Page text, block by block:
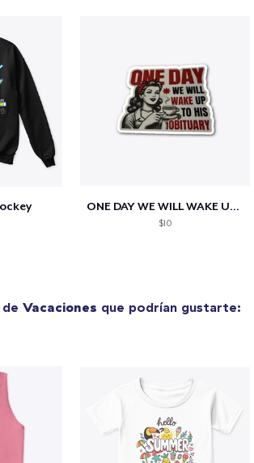
ONE DAY WE WILL WAKE UP TO HIS OBITUARY
$10
Vacaciones que podrían gustarte: